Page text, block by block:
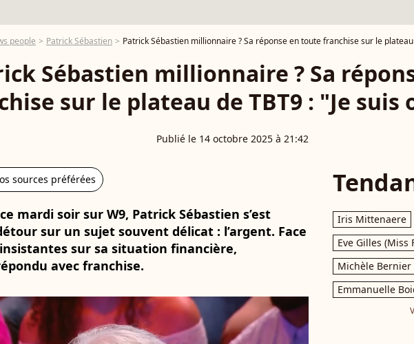
people Patrick Sébastien Patrick Sébastien millionnaire ? Sa réponse en toute franchise sur le plateau
Sébastien millionnaire ? Sa
sur le plateau de TBT9 : "Je suis
Publié le 14 octobre 2025 à 21:42
sources préférées
mardi soir sur W9, Patrick Sébastien s’est
sur un sujet souvent délicat : l’argent. Face
sur sa situation financière,
avec franchise.
Iris Mittenaere
Eve Gilles (Miss
Michèle Bernier
Emmanuelle